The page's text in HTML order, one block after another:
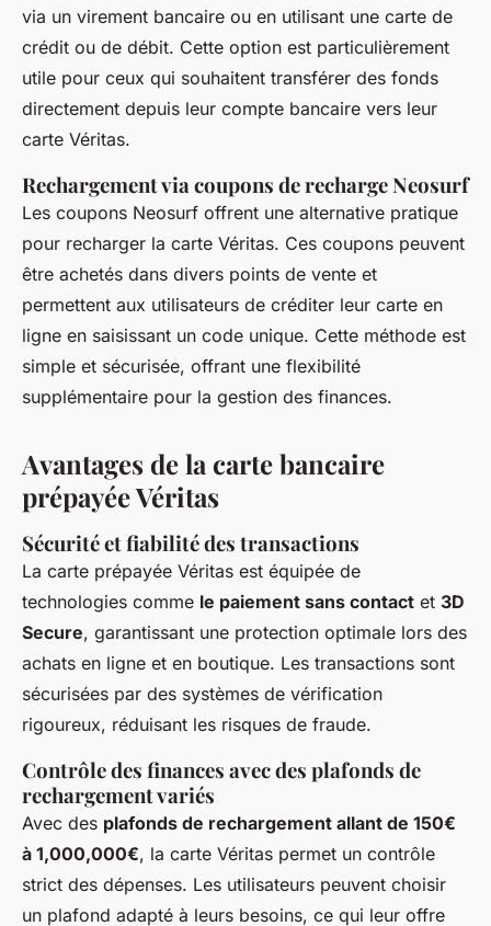
via un virement bancaire ou en utilisant une carte de
crédit ou de débit. Cette option est particulièrement
utile pour ceux qui souhaitent transférer des fonds
directement depuis leur compte bancaire vers leur
carte Véritas.
Rechargement via coupons de recharge Neosurf
Les coupons Neosurf offrent une alternative pratique
pour recharger la carte Véritas. Ces coupons peuvent
être achetés dans divers points de vente et
permettent aux utilisateurs de créditer leur carte en
ligne en saisissant un code unique. Cette méthode est
simple et sécurisée, offrant une flexibilité
supplémentaire pour la gestion des finances.
Avantages de la carte bancaire
prépayée Véritas
Sécurité et fiabilité des transactions
La carte prépayée Véritas est équipée de
technologies comme le paiement sans contact et 3D
Secure, garantissant une protection optimale lors des
achats en ligne et en boutique. Les transactions sont
sécurisées par des systèmes de vérification
rigoureux, réduisant les risques de fraude.
Contrôle des finances avec des plafonds de
rechargement variés
Avec des plafonds de rechargement allant de 150€
à 1,000,000€, la carte Véritas permet un contrôle
strict des dépenses. Les utilisateurs peuvent choisir
un plafond adapté à leurs besoins, ce qui leur offre